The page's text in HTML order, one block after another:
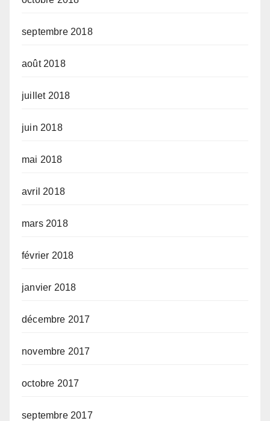
septembre 2018
août 2018
juillet 2018
juin 2018
mai 2018
avril 2018
mars 2018
février 2018
janvier 2018
décembre 2017
novembre 2017
octobre 2017
septembre 2017